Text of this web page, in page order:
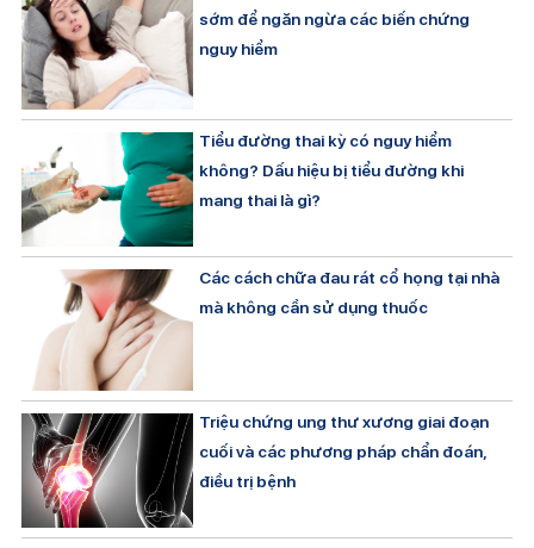
sớm để ngăn ngừa các biến chứng
nguy hiểm
Tiểu đường thai kỳ có nguy hiểm
không? Dấu hiệu bị tiểu đường khi
mang thai là gì?
Các cách chữa đau rát cổ họng tại nhà
mà không cần sử dụng thuốc
Triệu chứng ung thư xương giai đoạn
cuối và các phương pháp chẩn đoán,
điều trị bệnh